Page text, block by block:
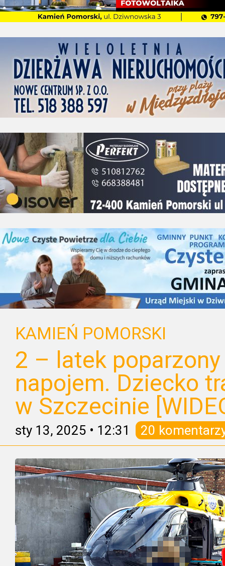
KAMIEŃ POMORSKI
2 – latek
napojem. Dziecko
w Szczecinie
sty 13, 2025 • 12:31 20